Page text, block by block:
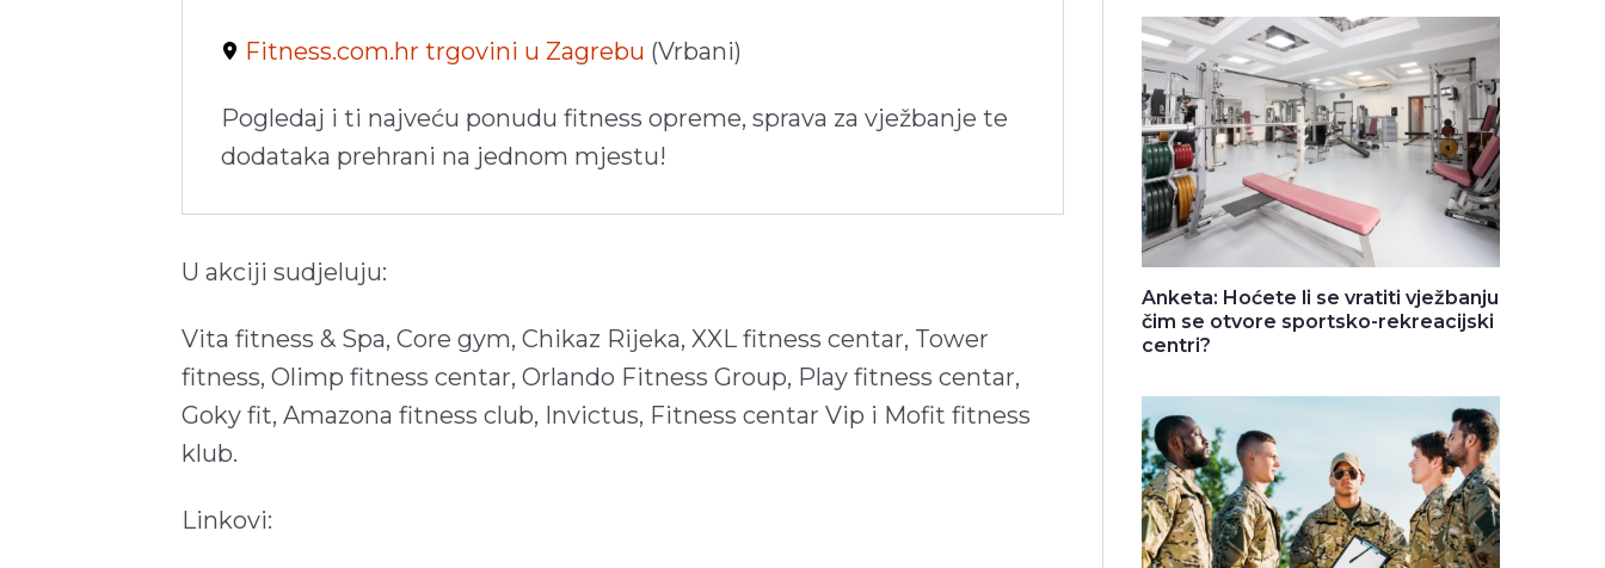
Fitness.com.hr trgovini u Zagrebu (Vrbani)
Pogledaj i ti najveću ponudu fitness opreme, sprava za vježbanje te
dodataka prehrani na jednom mjestu!
U akciji sudjeluju:
Vita fitness & Spa, Core gym, Chikaz Rijeka, XXL fitness centar, Tower
fitness, Olimp fitness centar, Orlando Fitness Group, Play fitness centar,
Goky fit, Amazona fitness club, Invictus, Fitness centar Vip i Mofit fitness
klub.
Linkovi:
Anketa: Hoćete li se vratiti vježbanju
čim se otvore sportsko-rekreacijski
centri?